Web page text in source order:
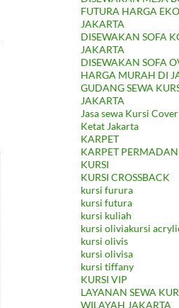
FUTURA HARGA
JAKARTA
DISEWAKAN SOFA
JAKARTA
DISEWAKAN SOFA
HARGA MURAH DI
GUDANG SEWA
JAKARTA
Jasa sewa Kursi
Ketat Jakarta
KARPET
KARPET
KURSI
KURSI CROSSBACK
kursi furura
kursi futura
kursi kuliah
kursi oliviakursi
kursi olivis
kursi olivisa
kursi tiffany
KURSI VIP
LAYANAN SEWA
WILAYAH JAKARTA